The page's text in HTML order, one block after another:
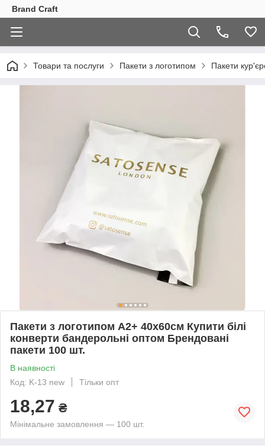
Brand Craft
Товари та послуги Пакети з логотипом Пакети
Пакети з логотипом А2+ 40х60см Купити білі
конверти бандерольні оптом Брендовані
пакети 100 шт.
В наявності
Код: K-13 new
Тільки опт
18,27 ₴
Мінімальне замовлення — 100 шт.